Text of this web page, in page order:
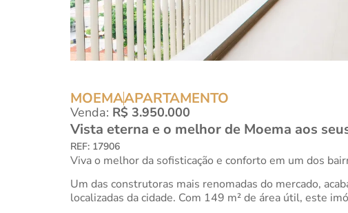
MOEMAAPARTAMENTO
Venda: R$ 3.950.000
Vista eterna e o melhor de Moema aos
REF: 17906
Viva o melhor da sofisticação e conforto em um dos
Um das construtoras mais renomadas do mercado,
localizadas da cidade. Com 149 m² de área útil, este